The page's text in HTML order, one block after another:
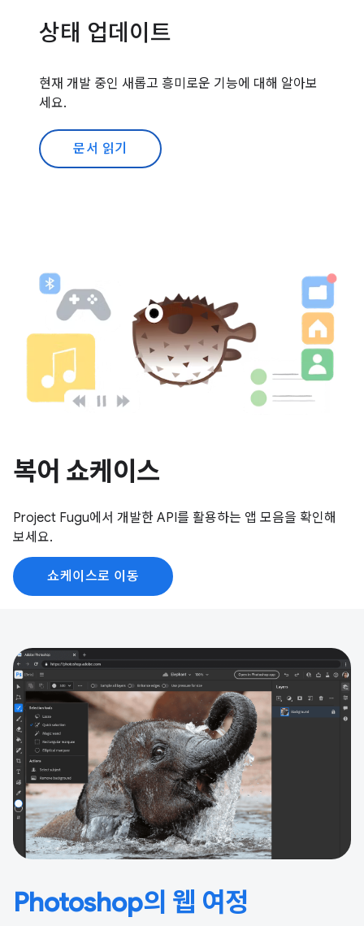
상태 업데이트
현재 개발 중인 새롭고 흥미로운 기능에 대해 알아보
세요.
문서 읽기
복어 쇼케이스
Project Fugu에서 개발한 API를 활용하는 앱 모음을 확인해
보세요.
쇼케이스로 이동
Photoshop의 웹 여정